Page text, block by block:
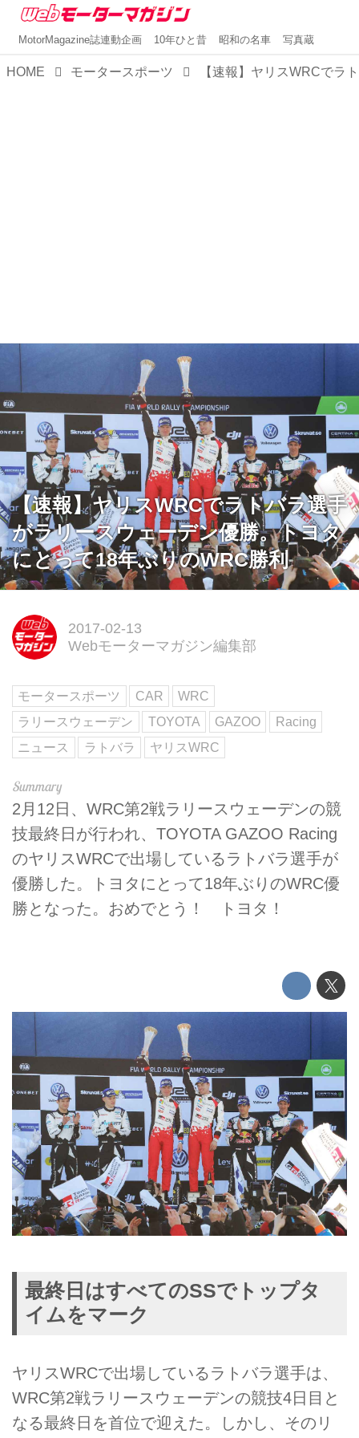
MotorMagazine誌連動企画 10年ひと昔 昭和の名車 写真蔵
HOME モータースポーツ
【速報】ヤリスWRCでラトバラ選手
がラリースウェーデン優勝。トヨタ
にとって18年ぶりのWRC勝利
2017-02-13
Webモーターマガジン編集部
モータースポーツ CAR
WRC
ラリースウェーデン
TOYOTA GAZOO
Racing
ニュース
ラトバラ ヤリスWRC
2月12日、WRC第2戦ラリースウェーデンの競
技最終日が行われ、TOYOTA GAZOO Racing
のヤリスWRCで出場しているラトバラ選手が
優勝した。トヨタにとって18年ぶりのWRC優
勝となった。おめでとう！ トヨタ！
最終日はすべてのSSでトップタ
イムをマーク
ヤリスWRCで出場しているラトバラ選手は、
WRC第2戦ラリースウェーデンの競技4日目と
なる最終日を首位で迎えた。しかし、そのリ